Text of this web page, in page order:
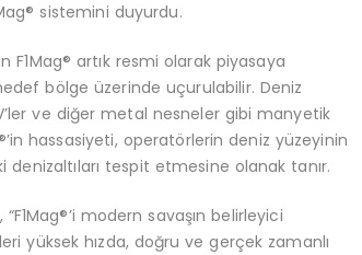
sistemini duyurdu.
F1Mag® artık resmi olarak piyasaya
bölge üzerinde uçurulabilir. Deniz
ve diğer metal nesneler gibi manyetik
hassasiyeti, operatörlerin deniz yüzeyinin
tespit etmesine olanak tanır.
modern savaşın belirleyici
yüksek hızda, doğru ve gerçek zamanlı